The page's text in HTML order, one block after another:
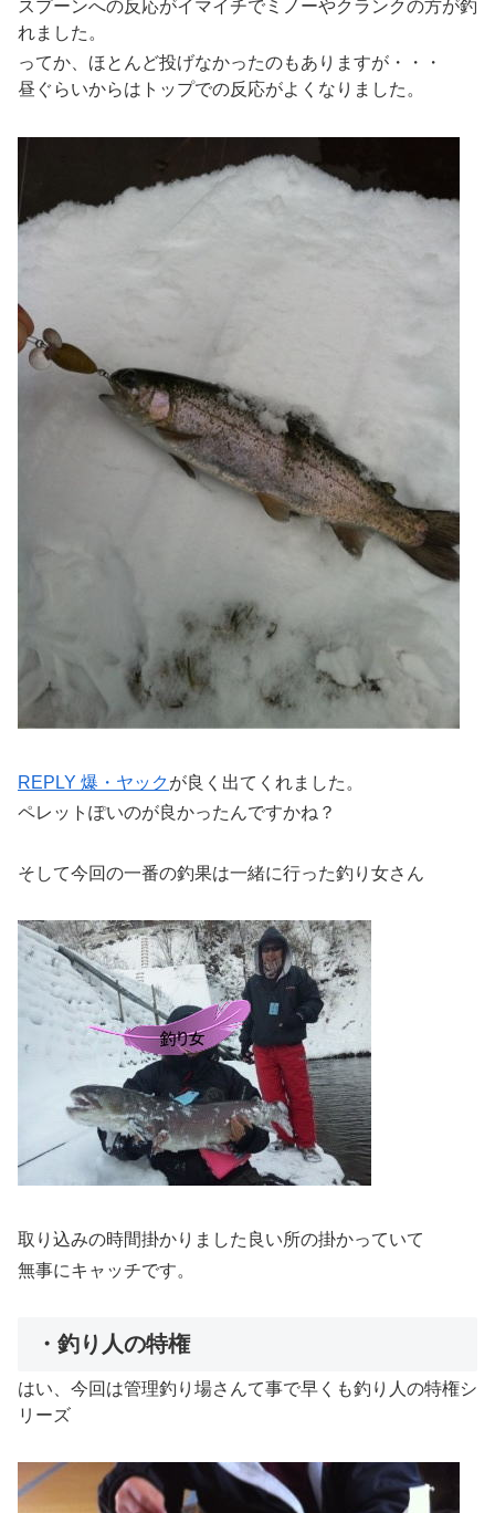
スプーンへの反応がイマイチでミノーやクランクの方が釣
れました。
ってか、ほとんど投げなかったのもありますが・・・
昼ぐらいからはトップでの反応がよくなりました。
REPLY 爆・ヤックが良く出てくれました。
ペレットぽいのが良かったんですかね？
そして今回の一番の釣果は一緒に行った釣り女さん
取り込みの時間掛かりました良い所の掛かっていて
無事にキャッチです。
・釣り人の特権
はい、今回は管理釣り場さんて事で早くも釣り人の特権シ
リーズ